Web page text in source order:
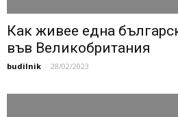
Как живее една
във Великобритания
budilnik - 28/02/2023